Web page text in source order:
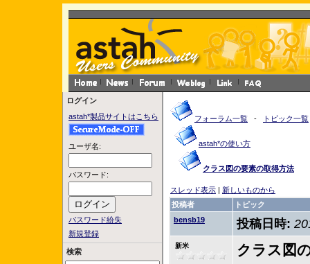
ログイン
astah*製品サイトはこちら
ユーザ名:
パスワード:
パスワード紛失
新規登録
検索
フォーラム一覧 - トピック一覧
astah*の使い方
クラス図の要素の取得方法
スレッド表示 | 新しいものから
投稿者
トピック
bensb19
投稿日時:
新米
クラス図